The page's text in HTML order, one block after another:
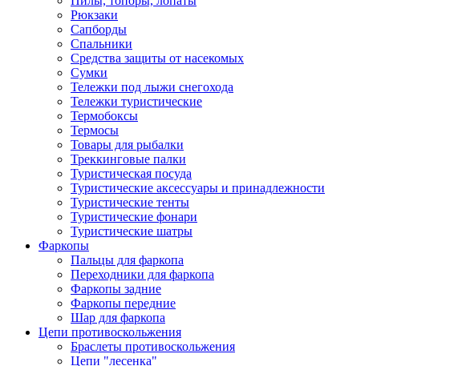
Рюкзаки
Сапборды
Спальники
Средства защиты от насекомых
Сумки
Тележки под лыжи снегохода
Тележки туристические
Термобоксы
Термосы
Товары для рыбалки
Треккинговые палки
Туристическая посуда
Туристические аксессуары и принадлежности
Туристические тенты
Туристические фонари
Туристические шатры
Фаркопы
Пальцы для фаркопа
Переходники для фаркопа
Фаркопы задние
Фаркопы передние
Шар для фаркопа
Цепи противоскольжения
Браслеты противоскольжения
Цепи "лесенка"